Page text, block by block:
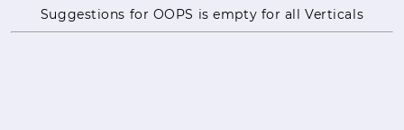
Suggestions for OOPS is empty for all Verticals